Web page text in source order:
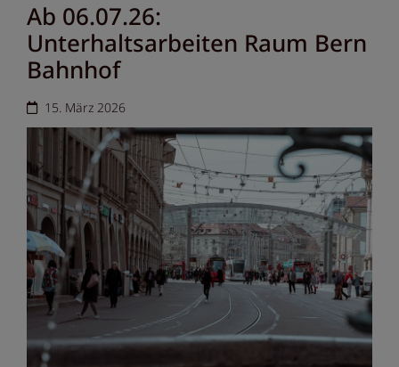
Ab 06.07.26:
Unterhaltsarbeiten Raum Bern
Bahnhof
15. März 2026